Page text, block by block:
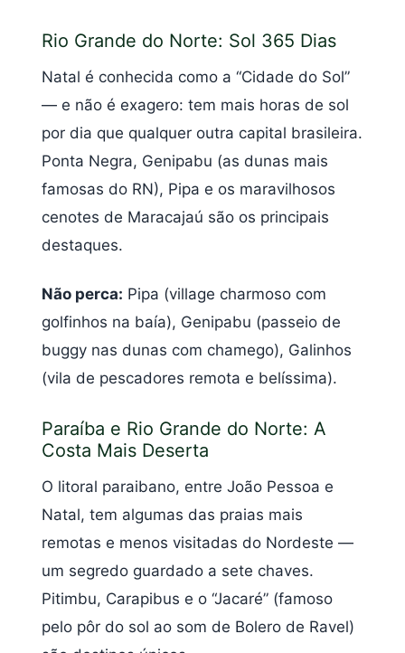
Rio Grande do Norte: Sol 365 Dias
Natal é conhecida como a “Cidade do Sol”
— e não é exagero: tem mais horas de sol
por dia que qualquer outra capital brasileira.
Ponta Negra, Genipabu (as dunas mais
famosas do RN), Pipa e os maravilhosos
cenotes de Maracajaú são os principais
destaques.
Não perca: Pipa (village charmoso com
golfinhos na baía), Genipabu (passeio de
buggy nas dunas com chamego), Galinhos
(vila de pescadores remota e belíssima).
Paraíba e Rio Grande do Norte: A
Costa Mais Deserta
O litoral paraibano, entre João Pessoa e
Natal, tem algumas das praias mais
remotas e menos visitadas do Nordeste —
um segredo guardado a sete chaves.
Pitimbu, Carapibus e o “Jacaré” (famoso
pelo pôr do sol ao som de Bolero de Ravel)